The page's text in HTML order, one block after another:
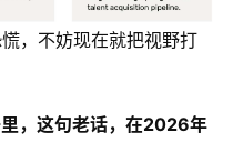
，不妨现在就把视野打
，这句老话，在2026年